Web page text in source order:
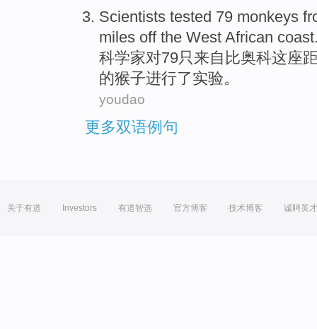
Scientists tested 79 monkeys
miles off the West African
科学家对79只来自 比奥科这座
的猴子进行了实验。
youdao
更多双语例句
关于有道 Investors 有道智选 官方博客 技术博客 诚聘英才